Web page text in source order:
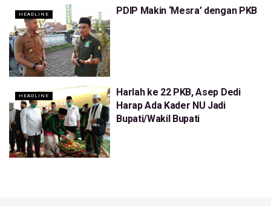
HEADLINE PDIP Makin ‘Mesra’ dengan PKB
HEADLINE
Harlah ke 22 PKB, Asep Dedi
Harap Ada Kader NU Jadi
Bupati/Wakil Bupati